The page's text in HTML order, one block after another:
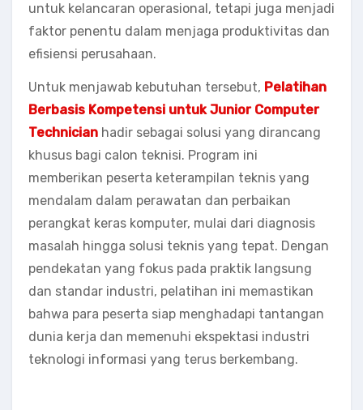
untuk kelancaran operasional, tetapi juga menjadi
faktor penentu dalam menjaga produktivitas dan
efisiensi perusahaan.
Untuk menjawab kebutuhan tersebut, Pelatihan
Berbasis Kompetensi untuk Junior Computer
Technician hadir sebagai solusi yang dirancang
khusus bagi calon teknisi. Program ini
memberikan peserta keterampilan teknis yang
mendalam dalam perawatan dan perbaikan
perangkat keras komputer, mulai dari diagnosis
masalah hingga solusi teknis yang tepat. Dengan
pendekatan yang fokus pada praktik langsung
dan standar industri, pelatihan ini memastikan
bahwa para peserta siap menghadapi tantangan
dunia kerja dan memenuhi ekspektasi industri
teknologi informasi yang terus berkembang.